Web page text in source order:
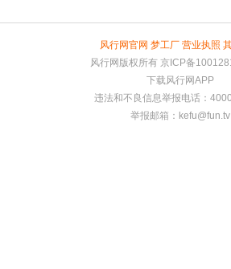
风行网官网 梦工厂 营业执照
风行网版权所有 京ICP备
下载风行网APP
违法和不良信息举报电话：
举报邮箱： kefu@fun.tv